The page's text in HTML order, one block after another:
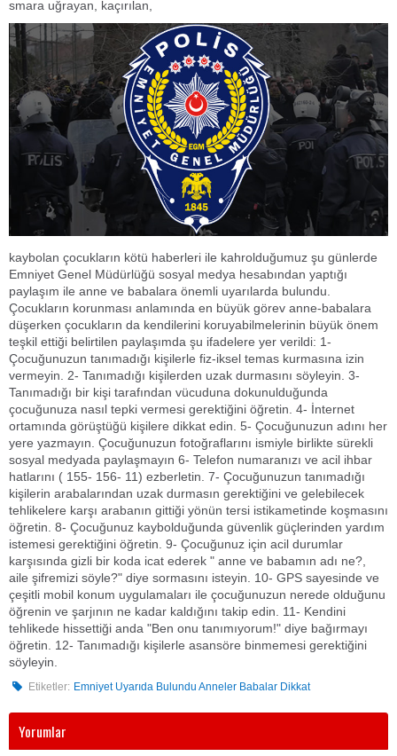
smara uğrayan, kaçırılan,
kaybolan çocukların kötü haberleri ile kahrolduğumuz şu günlerde
Emniyet Genel Müdürlüğü sosyal medya hesabından yaptığı
paylaşım ile anne ve babalara önemli uyarılarda bulundu.
Çocukların korunması anlamında en büyük görev anne-babalara
düşerken çocukların da kendilerini koruyabilmelerinin büyük önem
teşkil ettiği belirtilen paylaşımda şu ifadelere yer verildi: 1-
Çocuğunuzun tanımadığı kişilerle fiz-iksel temas kurmasına izin
vermeyin. 2- Tanımadığı kişilerden uzak durmasını söyleyin. 3-
Tanımadığı bir kişi tarafından vücuduna dokunulduğunda
çocuğunuza nasıl tepki vermesi gerektiğini öğretin. 4- İnternet
ortamında görüştüğü kişilere dikkat edin. 5- Çocuğunuzun adını her
yere yazmayın. Çocuğunuzun fotoğraflarını ismiyle birlikte sürekli
sosyal medyada paylaşmayın 6- Telefon numaranızı ve acil ihbar
hatlarını ( 155- 156- 11) ezberletin. 7- Çocuğunuzun tanımadığı
kişilerin arabalarından uzak durmasın gerektiğini ve gelebilecek
tehlikelere karşı arabanın gittiği yönün tersi istikametinde koşmasını
öğretin. 8- Çocuğunuz kaybolduğunda güvenlik güçlerinden yardım
istemesi gerektiğini öğretin. 9- Çocuğunuz için acil durumlar
karşısında gizli bir koda icat ederek " anne ve babamın adı ne?,
aile şifremizi söyle?" diye sormasını isteyin. 10- GPS sayesinde ve
çeşitli mobil konum uygulamaları ile çocuğunuzun nerede olduğunu
öğrenin ve şarjının ne kadar kaldığını takip edin. 11- Kendini
tehlikede hissettiği anda "Ben onu tanımıyorum!" diye bağırmayı
öğretin. 12- Tanımadığı kişilerle asansöre binmemesi gerektiğini
söyleyin.
Etiketler: Emniyet Uyarıda Bulundu Anneler Babalar Dikkat
Yorumlar